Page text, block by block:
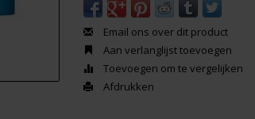
Email ons over dit product
Aan verlanglijst toevoegen
Toevoegen om te vergelijken
Afdrukken